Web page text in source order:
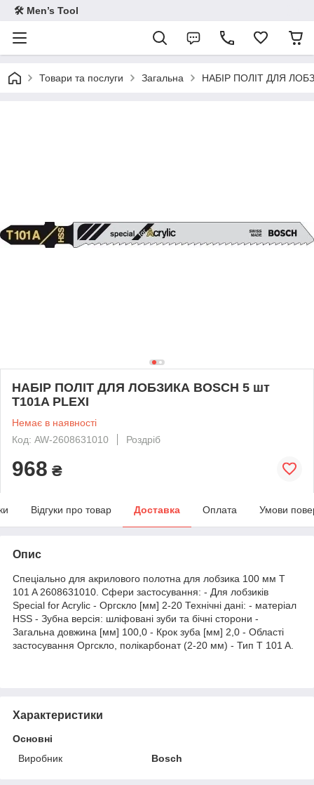
🛠 Men’s Tool
Товари та послуги Загальна НАБІР ПОЛІТ ДЛЯ
НАБІР ПОЛІТ ДЛЯ ЛОБЗИКА BOSCH 5 шт
T101A PLEXI
Немає в наявності
Код: AW-2608631010
Роздріб
968 ₴
Відгуки про товар Доставка Оплата Умови
Опис
Спеціально для акрилового полотна для лобзика 100 мм T
101 A 2608631010. Сфери застосування: - Для лобзиків
Special for Acrylic - Оргскло [мм] 2-20 Технічні дані: - матеріал
HSS - Зубна версія: шліфовані зуби та бічні сторони -
Загальна довжина [мм] 100,0 - Крок зуба [мм] 2,0 - Області
застосування Оргскло, полікарбонат (2-20 мм) - Тип T 101 A.
Характеристики
Основні
Виробник
Bosch